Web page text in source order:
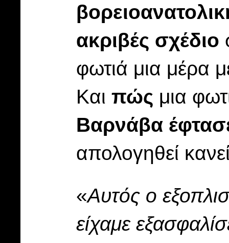
ακριβές σχέδιο
φωτιά μια μέρα
Και πώς μια
Βαρνάβα
απολογηθεί
«Αυτός ο
είχαμε